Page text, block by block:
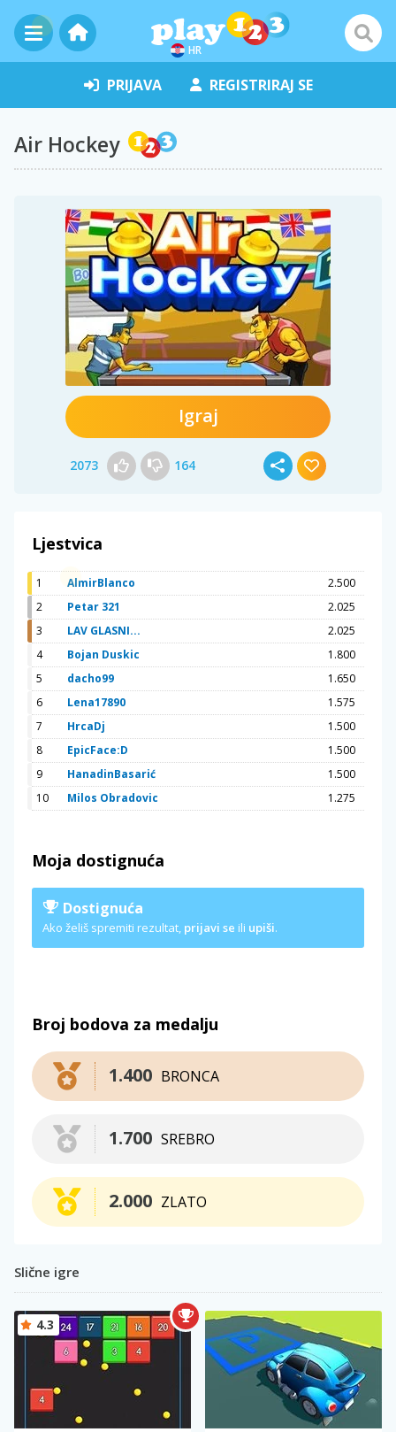
HR
PRIJAVA REGISTRIRAJ SE
Air Hockey
Igraj
2073 164
Ljestvica
1 AlmirBlanco
2.500
2
Petar 321
2.025
3
LAV GLASNI...
2.025
4
Bojan Duskic
1.800
5
dacho99
1.650
6
Lena17890
1.575
7
HrcaDj
1.500
8
EpicFace:D
1.500
9
HanadinBasarić
1.500
10
Milos Obradovic 1.275
Moja dostignuća
Dostignuća
Ako želiš spremiti rezultat, prijavi se ili upiši.
Broj bodova za medalju
BRONCA
1.400
SREBRO
1.700
ZLATO
2.000
Slične igre
4.3